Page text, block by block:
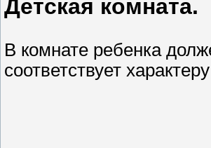
Детская комната.
В комнате ребенка
соответствует